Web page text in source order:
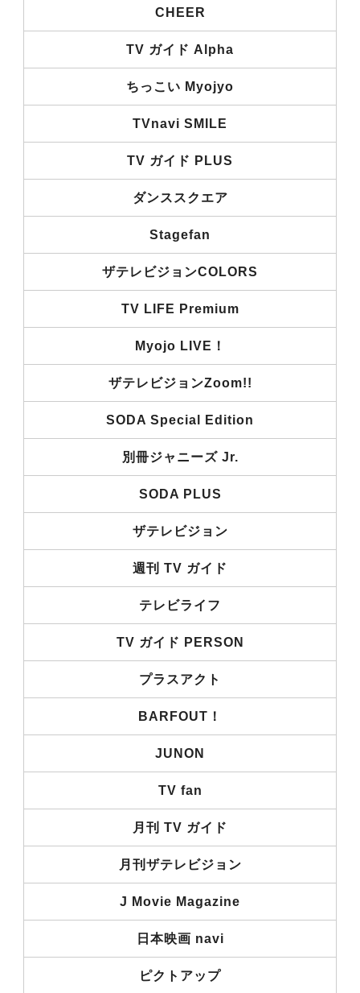
CHEER
TV ガイド Alpha
ちっこい Myojyo
TVnavi SMILE
TV ガイド PLUS
ダンススクエア
Stagefan
ザテレビジョンCOLORS
TV LIFE Premium
Myojo LIVE！
ザテレビジョンZoom!!
SODA Special Edition
別冊ジャニーズ Jr.
SODA PLUS
ザテレビジョン
週刊 TV ガイド
テレビライフ
TV ガイド PERSON
プラスアクト
BARFOUT！
JUNON
TV fan
月刊 TV ガイド
月刊ザテレビジョン
J Movie Magazine
日本映画 navi
ピクトアップ